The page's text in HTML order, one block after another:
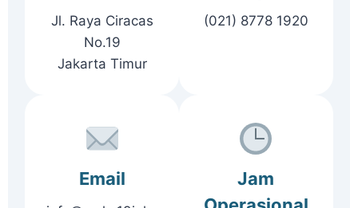
Jl. Raya Ciracas
No.19
Jakarta Timur
(021) 8778 1920
Email
Jam